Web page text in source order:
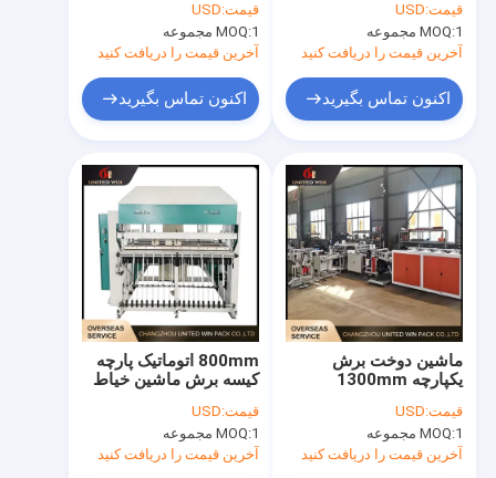
محصولات
فیلم های
درباره ما
تور کارخانه
کنترل کیفیت
با ما تماس بگیرید
برای تولید کیسه های
بافته
قیمت:USD
MOQ:1 مجموعه
آخرین قیمت را دریافت کنید
اکنون تماس بگیرید
راندمان بالا برای کیسه
های صنعتی
قیمت:USD
MOQ:1 مجموعه
آخرین قیمت را دریافت کنید
اکنون تماس بگیرید
800mm اتوماتیک پارچه
کیسه برش ماشین خیاط
برای تولید کیسه
قیمت:USD
MOQ:1 مجموعه
آخرین قیمت را دریافت کنید
ماشین دوخت برش
یکپارچه 1300mm
پایدار برای کیسه های
بافته
قیمت:USD
MOQ:1 مجموعه
آخرین قیمت را دریافت کنید